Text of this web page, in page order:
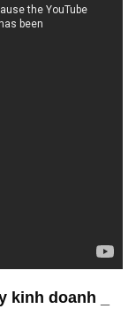
kinh doanh _